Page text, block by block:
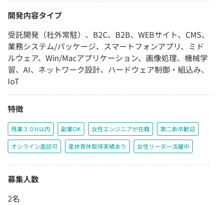
開発内容タイプ
受託開発（社外常駐）、B2C、B2B、WEBサイト、CMS、
業務システム/パッケージ、スマートフォンアプリ、ミド
ルウェア、Win/Macアプリケーション、画像処理、機械学
習、AI、ネットワーク設計、ハードウェア制御・組込み、
IoT
特徴
残業３０H以内 副業OK 女性エンジニアが在籍 第二新卒歓迎
オンライン面談可 産休育休取得実績あり 女性リーダー活躍中
募集人数
2名